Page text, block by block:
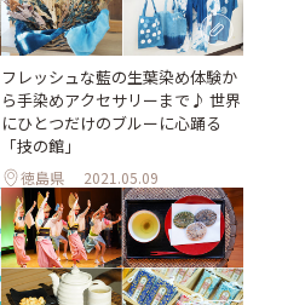
フレッシュな藍の生葉染め体験か
ら手染めアクセサリーまで♪ 世界
にひとつだけのブルーに心踊る
「技の館」
徳島県 2021.05.09